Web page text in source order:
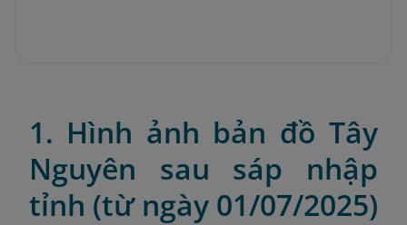
1. Hình ảnh bản đồ Tây
Nguyên sau sáp nhập
tỉnh (từ ngày 01/07/2025)